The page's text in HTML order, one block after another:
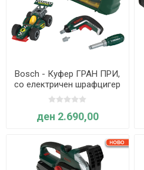
Bosch - Куфер ГРАН ПРИ,
со електричен шрафцигер
Иксолино, Klein
ден 2.690,00